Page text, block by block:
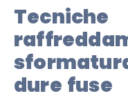
dure fuse